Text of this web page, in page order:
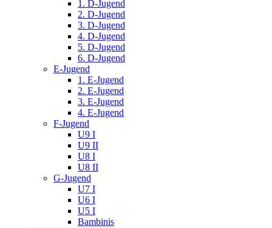
1. D-Jugend
2. D-Jugend
3. D-Jugend
4. D-Jugend
5. D-Jugend
6. D-Jugend
E-Jugend
1. E-Jugend
2. E-Jugend
3. E-Jugend
4. E-Jugend
F-Jugend
U9 I
U9 II
U8 I
U8 II
G-Jugend
U7 I
U6 I
U5 I
Bambinis